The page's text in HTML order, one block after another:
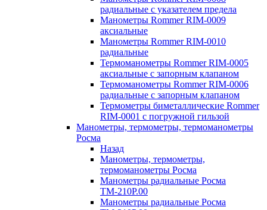
радиальные с указателем предела
Манометры Rommer RIM-0009
аксиальные
Манометры Rommer RIM-0010
радиальные
Термоманометры Rommer RIM-0005
аксиальные с запорным клапаном
Термоманометры Rommer RIM-0006
радиальные с запорным клапаном
Термометры биметаллические Rommer
RIM-0001 с погружной гильзой
Манометры, термометры, термоманометры
Росма
Назад
Манометры, термометры,
термоманометры Росма
Манометры радиальные Росма
ТМ-210P.00
Манометры радиальные Росма